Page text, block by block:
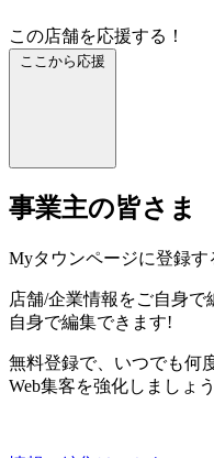
この店舗を応援する！
ここから応援
事業主の皆さま
Myタウンページに登録す
店舗/企業情報をご自身で
自身で編集できます!
無料登録で、いつでも何
Web集客を強化しましょう